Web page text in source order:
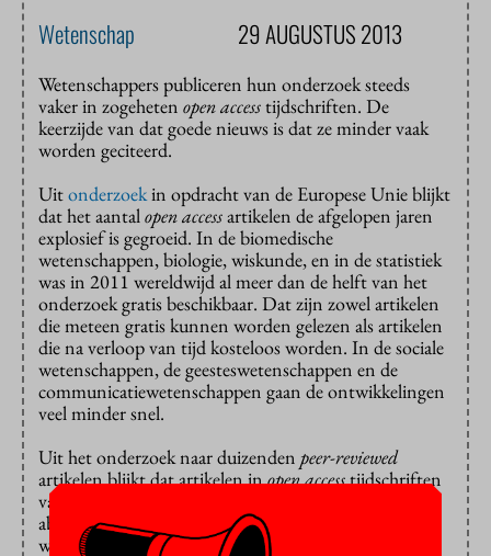
Wetenschap 29 AUGUSTUS 2013
Wetenschappers publiceren hun onderzoek steeds
vaker in zogeheten open accesstijdschriften. De
keerzijde van dat goede nieuws is dat ze minder vaak
worden geciteerd.
Uitonderzoekin opdracht van de Europese Unie blijkt
dat het aantalopen accessartikelen de afgelopen jaren
explosief is gegroeid. In de biomedische
wetenschappen, biologie, wiskunde, en in de statistiek
was in 2011 wereldwijd al meer dan de helft van het
onderzoek gratis beschikbaar. Dat zijn zowel artikelen
die meteen gratis kunnen worden gelezen als artikelen
die na verloop van tijd kosteloos worden. In de sociale
wetenschappen, de geesteswetenschappen en de
communicatiewetenschappen gaan de ontwikkelingen
veel minder snel.
Uit het onderzoek naar duizenden peer-reviewed
artikelen blijkt dat artikelen inopen accesstijdschriften
vaak minder geciteerd worden dan artikelen waar
abonnees veel geld voor betalen. Opmerkelijk genoeg
worden artikelen die na verloop van tijd gratis